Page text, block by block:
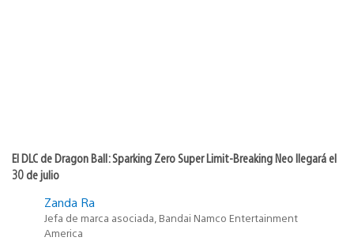
El DLC de Dragon Ball: Sparking Zero Super Limit-Breaking Neo llegará el
30 de julio
Zanda Ra
Jefa de marca asociada, Bandai Namco Entertainment
America